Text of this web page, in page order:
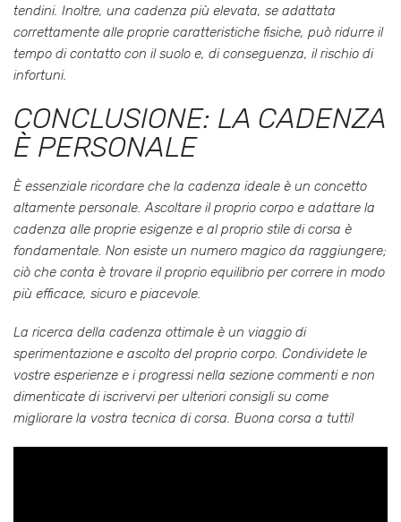
tendini. Inoltre, una cadenza più elevata, se adattata
correttamente alle proprie caratteristiche fisiche, può ridurre il
tempo di contatto con il suolo e, di conseguenza, il rischio di
infortuni.
CONCLUSIONE: LA CADENZA
È PERSONALE
È essenziale ricordare che la cadenza ideale è un concetto
altamente personale. Ascoltare il proprio corpo e adattare la
cadenza alle proprie esigenze e al proprio stile di corsa è
fondamentale. Non esiste un numero magico da raggiungere;
ciò che conta è trovare il proprio equilibrio per correre in modo
più efficace, sicuro e piacevole.
La ricerca della cadenza ottimale è un viaggio di
sperimentazione e ascolto del proprio corpo. Condividete le
vostre esperienze e i progressi nella sezione commenti e non
dimenticate di iscrivervi per ulteriori consigli su come
migliorare la vostra tecnica di corsa. Buona corsa a tutti!